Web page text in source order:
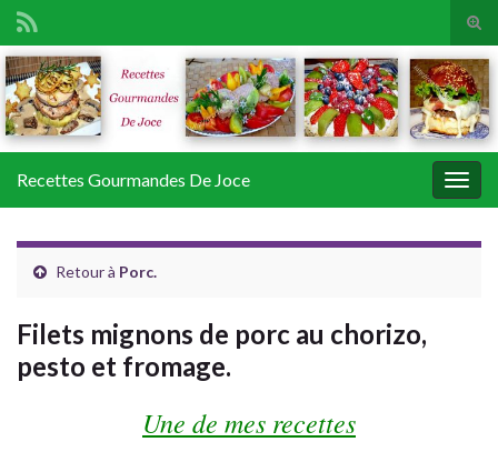
Search for:
Recettes Gourmandes De Joce
Retour à Porc.
Filets mignons de porc au chorizo,
pesto et fromage.
Une de mes recettes